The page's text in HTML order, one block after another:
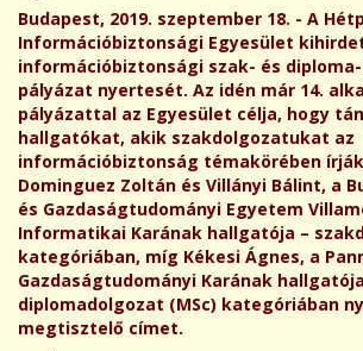
Budapest, 2019. szeptember 18. - A
Információbiztonsági Egyesület
információbiztonsági szak- és
pályázat nyertesét. Az idén már 14.
pályázattal az Egyesület célja, hogy
hallgatókat, akik szakdolgozatukat az
információbiztonság témakörében
Dominguez Zoltán és Villányi Bálint, a
és Gazdaságtudományi Egyetem
Informatikai Karának hallgatója –
kategóriában, míg Kékesi Ágnes, a
Gazdaságtudományi Karának
diplomadolgozat (MSc) kategóriában
megtisztelő címet.